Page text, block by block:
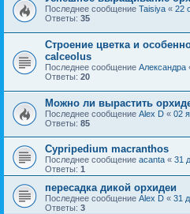
Последнее сообщение Taisiya « 22
Ответы: 35
Строение цветка и
calceolus
Последнее сообщение Александра
Ответы: 20
Можно ли вырастить
Последнее сообщение Alex D « 02
Ответы: 85
Cypripedium macranthos
Последнее сообщение acanta « 31
Ответы: 1
пересадка дикой орхидеи
Последнее сообщение Alex D « 31
Ответы: 3